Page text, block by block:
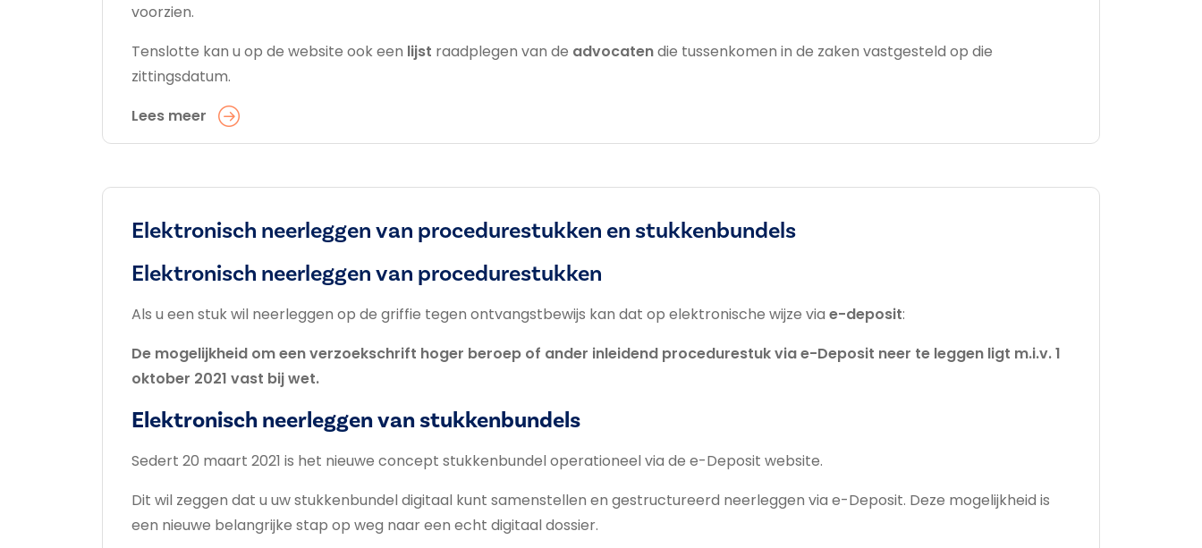
voorzien.
Tenslotte kan u op de website ook een lijst raadplegen van de advocatendie tussenkomen in de zaken vastgesteld op die
zittingsdatum.
Lees meer
Elektronisch neerleggen van procedurestukken en stukkenbundels
Elektronisch neerleggen van procedurestukken
Als u een stuk wil neerleggen op de griffie tegen ontvangstbewijs kan dat op elektronische wijze via e-deposit:
De mogelijkheid om een verzoekschrift hoger beroep of ander inleidend procedurestuk via e-Deposit neer te leggen ligt m.i.v. 1
oktober 2021 vast bij wet.
Elektronisch neerleggen van stukkenbundels
Sedert 20 maart 2021 is het nieuwe concept stukkenbundel operationeel via de e-Deposit website.
Dit wil zeggen dat u uw stukkenbundel digitaal kunt samenstellen en gestructureerd neerleggen via e-Deposit. Deze mogelijkheid is
een nieuwe belangrijke stap op weg naar een echt digitaal dossier.